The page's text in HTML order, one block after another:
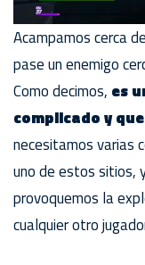
Acampamos cerca
pase un enemigo
Como decimos, es
complicado y
necesitamos varias
uno de estos sitios,
provoquemos la
cualquier otro